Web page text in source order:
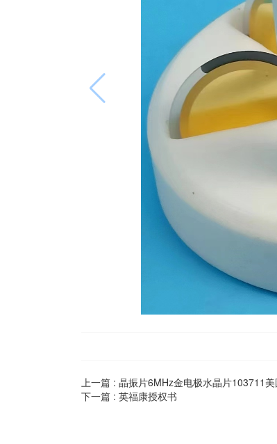
上一篇 : 晶振片6MHz金电极水晶片103711
下一篇 : 英福康授权书